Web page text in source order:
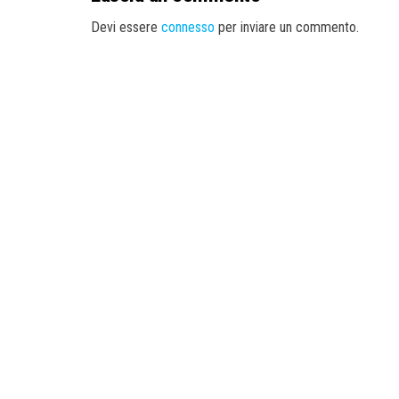
Devi essere connesso per inviare un commento.